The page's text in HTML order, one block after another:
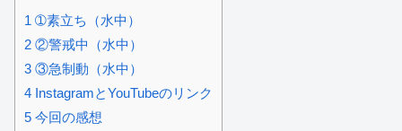
1 ➀素立ち（水中）
2 ②警戒中（水中）
3 ③急制動（水中）
4 InstagramとYouTubeのリンク
5 今回の感想